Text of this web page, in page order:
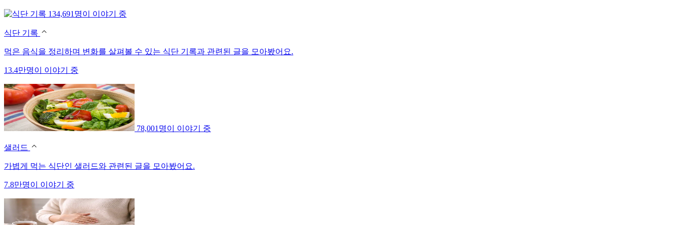
134,691명이 이야기 중
식단 기록
먹은 음식을 정리하며 변화를 살펴볼 수 있는 식단 기록과 관련된 글을 모아봤어요.
13.4만명이 이야기 중
78,001명이 이야기 중
샐러드
가볍게 먹는 식단인 샐러드와 관련된 글을 모아봤어요.
7.8만명이 이야기 중